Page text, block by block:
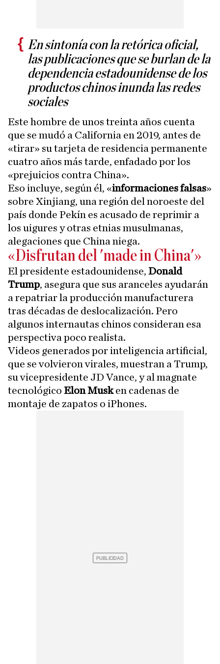
En sintonía con la retórica oficial,
las publicaciones que se burlan de la
dependencia estadounidense de los
productos chinos inunda las redes
sociales
Este hombre de unos treinta años cuenta
que se mudó a California en 2019, antes de
«tirar» su tarjeta de residencia permanente
cuatro años más tarde, enfadado por los
«prejuicios contra China».
Eso incluye, según él, «informaciones falsas»
sobre Xinjiang, una región del noroeste del
país donde Pekín es acusado de reprimir a
los uigures y otras etnias musulmanas,
alegaciones que China niega.
«Disfrutan del 'made in China'»
El presidente estadounidense, Donald
Trump, asegura que sus aranceles ayudarán
a repatriar la producción manufacturera
tras décadas de deslocalización. Pero
algunos internautas chinos consideran esa
perspectiva poco realista.
Videos generados por inteligencia artificial,
que se volvieron virales, muestran a Trump,
su vicepresidente JD Vance, y al magnate
tecnológico Elon Musken cadenas de
montaje de zapatos o iPhones.